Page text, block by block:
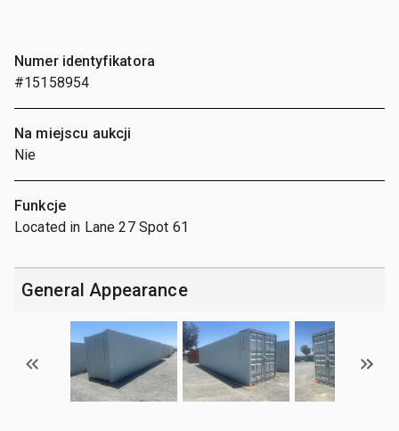
Numer identyfikatora
#15158954
Na miejscu aukcji
Nie
Funkcje
Located in Lane 27 Spot 61
General Appearance